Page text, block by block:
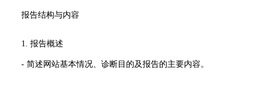
报告结构与内容
1. 报告概述
- 简述网站基本情况、诊断目的及报告的主要内容。